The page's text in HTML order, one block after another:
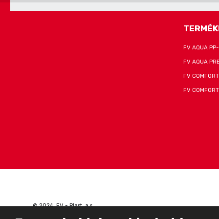
elküldeni
űrlapot.
FV AQUA
FV AQUA
FV
FV
© 2024, FV - Plast, a.s.